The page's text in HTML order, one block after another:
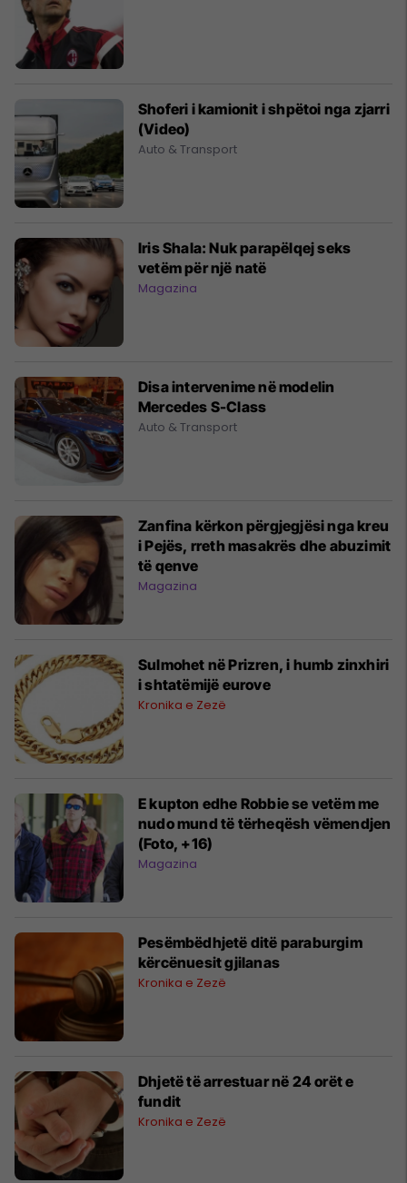
Shoferi i kamionit i shpëtoi nga zjarri
(Video)
Auto & Transport
Iris Shala: Nuk parapëlqej seks
vetëm për një natë
Magazina
Disa intervenime në modelin
Mercedes S-Class
Auto & Transport
Zanfina kërkon përgjegjësi nga kreu
i Pejës, rreth masakrës dhe abuzimit
të qenve
Magazina
Sulmohet në Prizren, i humb zinxhiri
i shtatëmijë eurove
Kronika e Zezë
E kupton edhe Robbie se vetëm me
nudo mund të tërheqësh vëmendjen
(Foto, +16)
Magazina
Pesëmbëdhjetë ditë paraburgim
kërcënuesit gjilanas
Kronika e Zezë
Dhjetë të arrestuar në 24 orët e
fundit
Kronika e Zezë